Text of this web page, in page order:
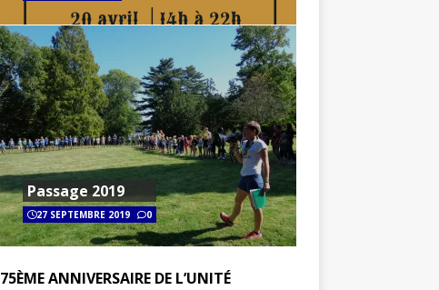
Passage 2019
27 SEPTEMBRE 2019 0
75ÈME ANNIVERSAIRE DE L’UNITÉ